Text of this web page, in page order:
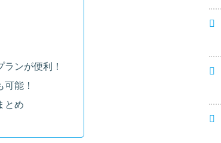
ンが便利！
能！
とめ